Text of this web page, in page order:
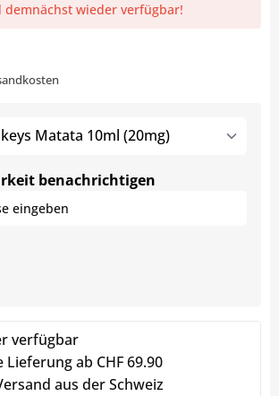
wieder verfügbar!
Matata 10ml (20mg)
benachrichtigen
verfügbar
Lieferung ab CHF 69.90
aus der Schweiz